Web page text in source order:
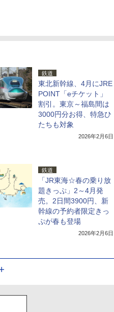
鉄道
東北新幹線、4月にJRE
POINT「eチケット」
割引。東京～福島間は
3000円分お得、特急ひ
たちも対象
2026年2月6日
鉄道
「JR東海☆春の乗り放
題きっぷ」2～4月発
売。2日間3900円、新
幹線の予約者限定きっ
ぷが春も登場
2026年2月6日